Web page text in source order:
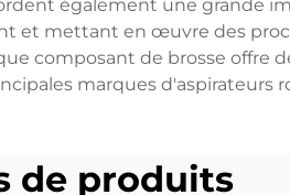
également une grande
et mettant en œuvre des
composant de brosse offre
marques d'aspirateurs
de produits